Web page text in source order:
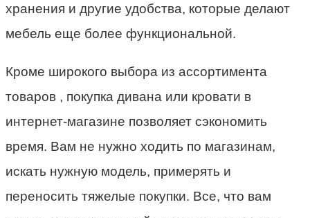
хранения и другие удобства, которые делают
мебель еще более функциональной.
Кроме широкого выбора из ассортимента
товаров , покупка дивана или кровати в
интернет-магазине позволяет сэкономить
время. Вам не нужно ходить по магазинам,
искать нужную модель, примерять и
переносить тяжелые покупки. Все, что вам